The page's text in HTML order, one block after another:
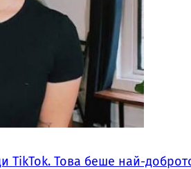
TikTok. Това беше най-